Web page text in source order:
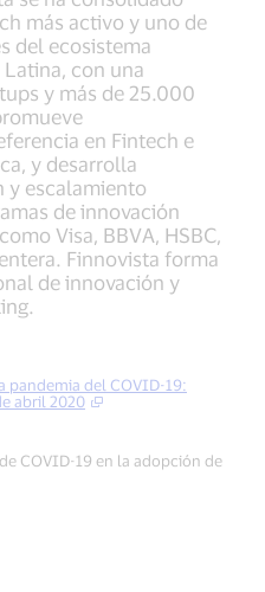
más activo y uno de
del ecosistema
con una
y más de 25.000
en Fintech e
y desarrolla
y escalamiento
de innovación
Visa, BBVA, HSBC,
Finnovista forma
de innovación y
pandemia del COVID-19:
abril 2020
COVID-19 en la adopción de